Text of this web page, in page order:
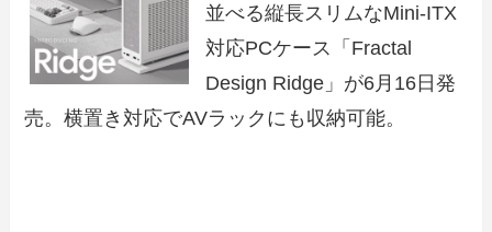
並べる縦長スリムなMini-ITX
対応PCケース「Fractal
Design Ridge」が6月16日発
売。横置き対応でAVラックにも収納可能。